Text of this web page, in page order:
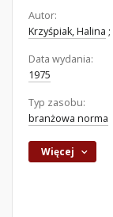
Autor:
Krzyśpiak, Halina ;
Data wydania:
1975
Typ zasobu:
branżowa norma
Więcej